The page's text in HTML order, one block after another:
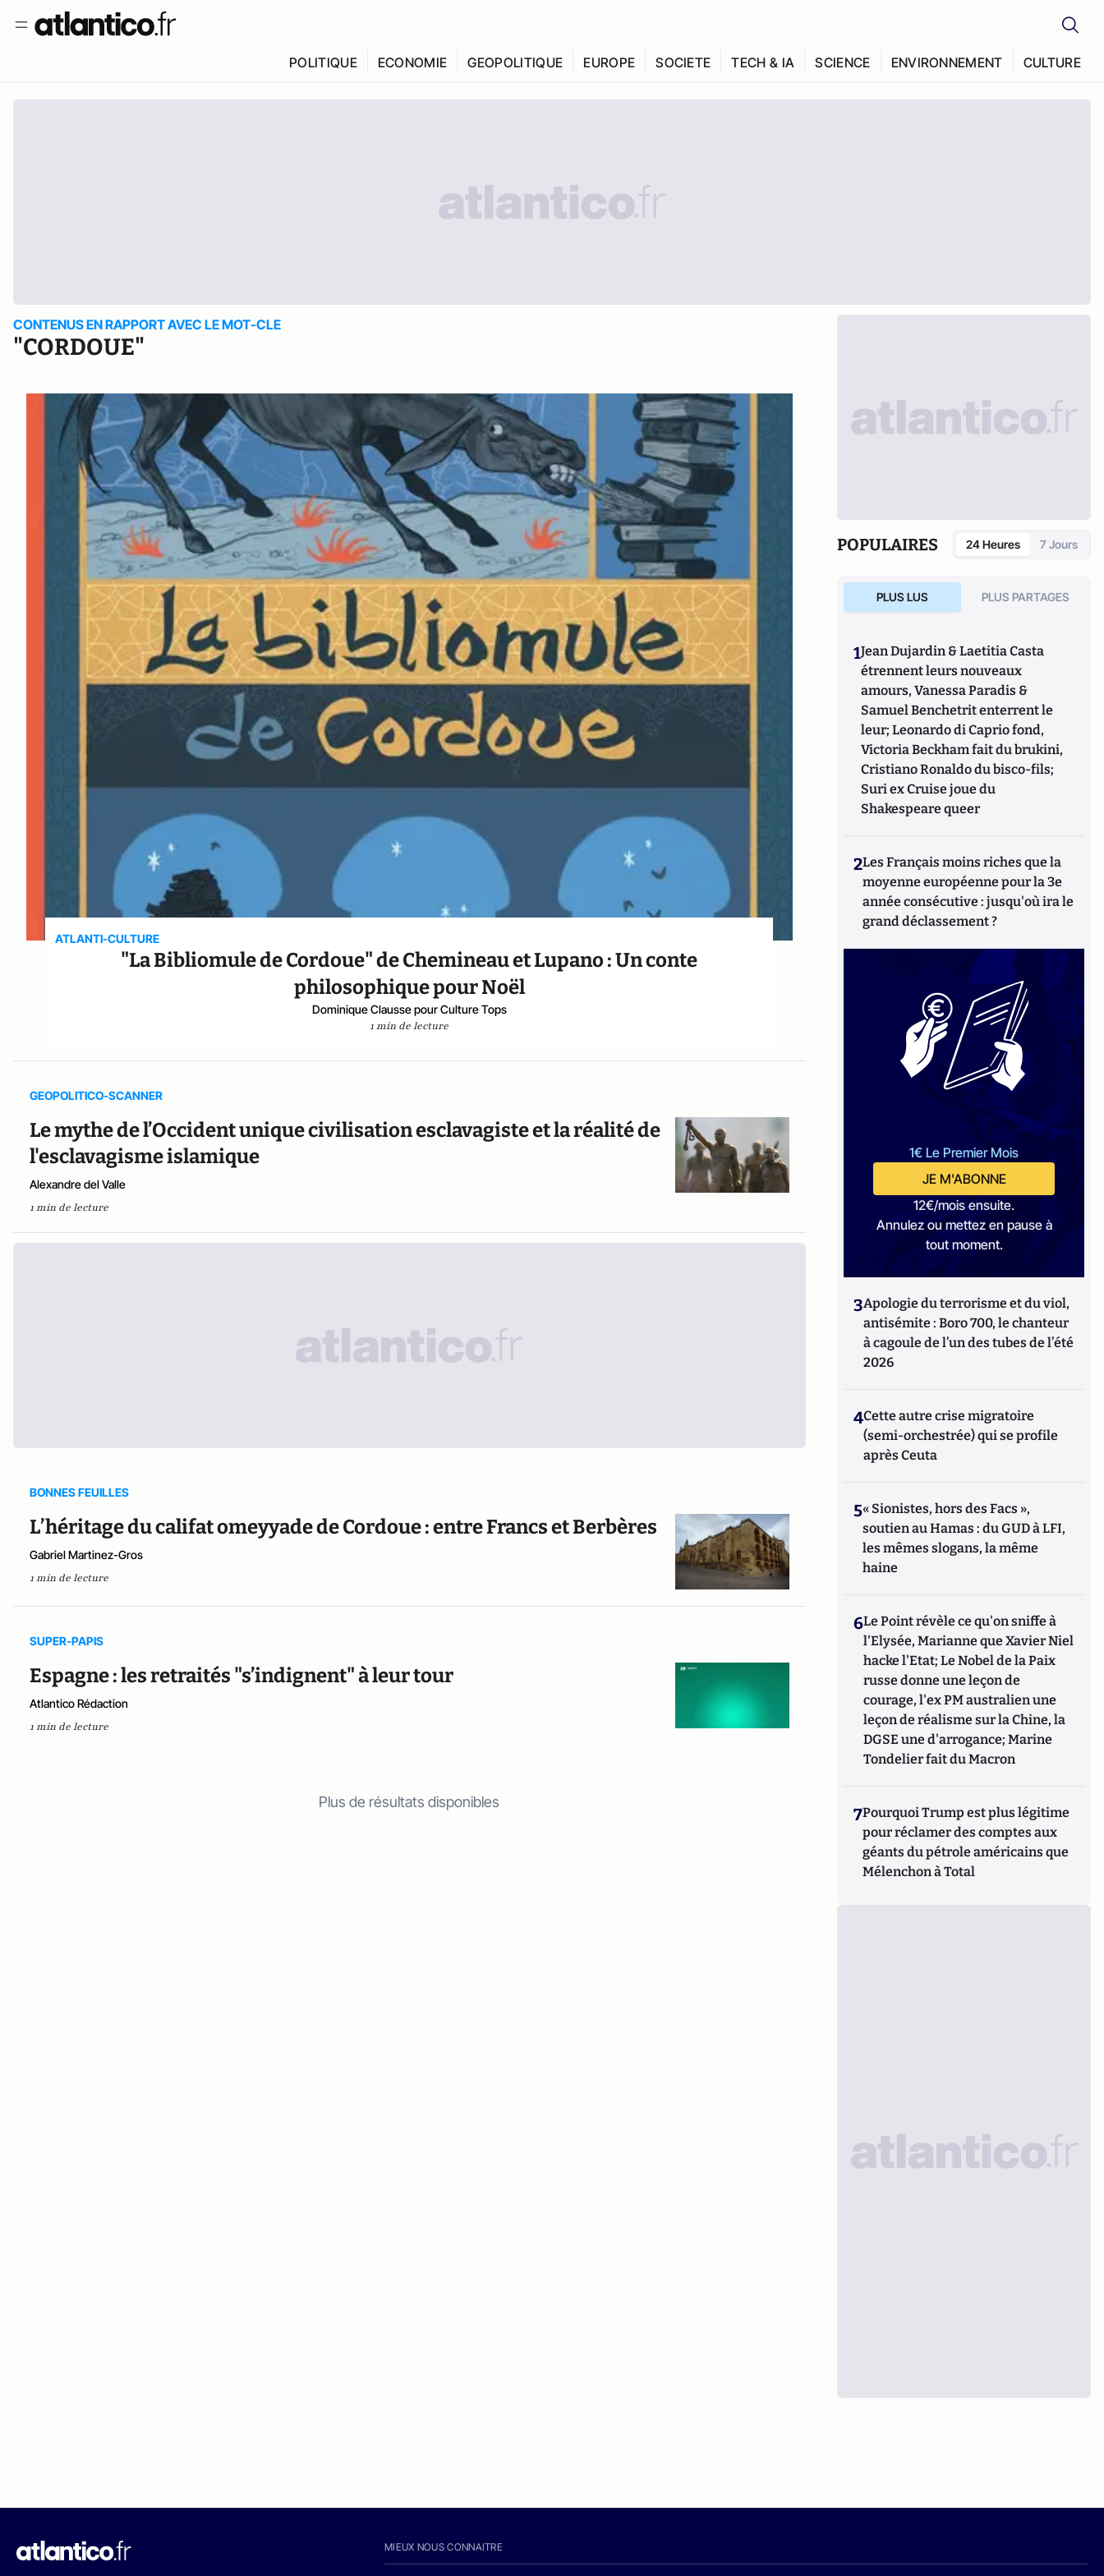
POLITIQUE ECONOMIE GEOPOLITIQUE EUROPE SOCIETE TECH & IA SCIENCE ENVIRONNEMENT CULTURE
CONTENUS EN RAPPORT AVEC LE MOT-CLE
"CORDOUE"
ATLANTI-CULTURE
"La Bibliomule de Cordoue" de Chemineau et Lupano : Un conte
philosophique pour Noël
Dominique Clausse pour Culture Tops
1 min de lecture
GEOPOLITICO-SCANNER
Le mythe de l’Occident unique civilisation esclavagiste et la réalité de
l'esclavagisme islamique
Alexandre del Valle
1 min de lecture
BONNES FEUILLES
L’héritage du califat omeyyade de Cordoue : entre Francs et Berbères
Gabriel Martinez-Gros
1 min de lecture
SUPER-PAPIS
Espagne : les retraités "s’indignent" à leur tour
Atlantico Rédaction
1 min de lecture
Plus de résultats disponibles
POPULAIRES 24 Heures 7 Jours
PLUS LUS PLUS PARTAGES
1Jean Dujardin & Laetitia Casta
étrennent leurs nouveaux
amours, Vanessa Paradis &
Samuel Benchetrit enterrent le
leur; Leonardo di Caprio fond,
Victoria Beckham fait du brukini,
Cristiano Ronaldo du bisco-fils;
Suri ex Cruise joue du
Shakespeare queer
2Les Français moins riches que la
moyenne européenne pour la 3e
année consécutive : jusqu'où ira le
grand déclassement ?
1€ Le Premier Mois
JE M'ABONNE
12€/mois ensuite.
Annulez ou mettez en pause à
tout moment.
3Apologie du terrorisme et du viol,
antisémite : Boro 700, le chanteur
à cagoule de l’un des tubes de l’été
2026
4Cette autre crise migratoire
(semi-orchestrée) qui se profile
après Ceuta
5« Sionistes, hors des Facs »,
soutien au Hamas : du GUD à LFI,
les mêmes slogans, la même
haine
6Le Point révèle ce qu'on sniffe à
l'Elysée, Marianne que Xavier Niel
hacke l'Etat; Le Nobel de la Paix
russe donne une leçon de
courage, l'ex PM australien une
leçon de réalisme sur la Chine, la
DGSE une d'arrogance; Marine
Tondelier fait du Macron
7Pourquoi Trump est plus légitime
pour réclamer des comptes aux
géants du pétrole américains que
Mélenchon à Total
MIEUX NOUS CONNAITRE